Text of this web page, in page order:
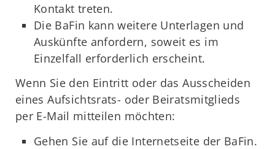
Kontakt treten.
Die BaFin kann weitere Unterlagen und
Auskünfte anfordern, soweit es im
Einzelfall erforderlich erscheint.
Wenn Sie den Eintritt oder das Ausscheiden
eines Aufsichtsrats- oder Beiratsmitglieds
per E-Mail mitteilen möchten:
Gehen Sie auf die Internetseite der BaFin.